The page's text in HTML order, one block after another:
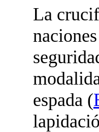
La
espada (